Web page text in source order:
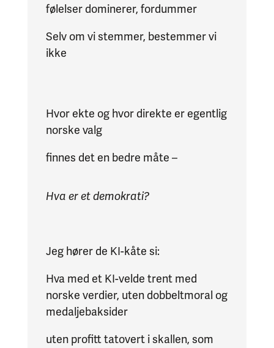
følelser dominerer, fordummer
Selv om vi stemmer, bestemmer vi
ikke
Hvor ekte og hvor direkte er egentlig
norske valg
finnes det en bedre måte –
Hva er et demokrati?
Jeg hører de KI-kåte si:
Hva med et KI-velde trent med
norske verdier, uten dobbeltmoral og
medaljebaksider
uten profitt tatovert i skallen, som